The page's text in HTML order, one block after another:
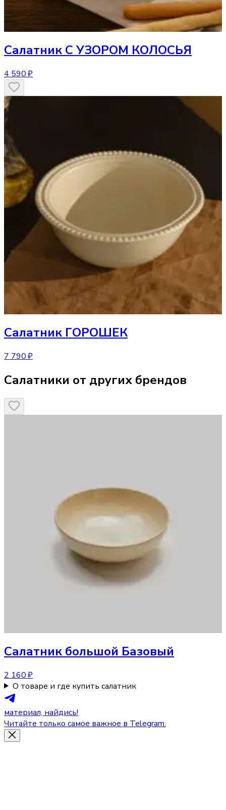
Салатник С УЗОРОМ КОЛОСЬЯ
4 590 ₽
Салатник ГОРОШЕК
7 790 ₽
Салатники от других брендов
Салатник большой Базовый
2 160 ₽
О товаре и где купить салатник
материал, найдись!
Читайте только самое важное в Telegram.